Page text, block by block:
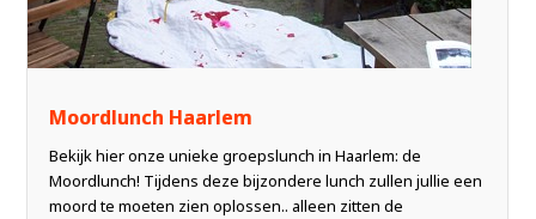
Moordlunch Haarlem
Bekijk hier onze unieke groepslunch in Haarlem: de
Moordlunch! Tijdens deze bijzondere lunch zullen jullie een
moord te moeten zien oplossen.. alleen zitten de